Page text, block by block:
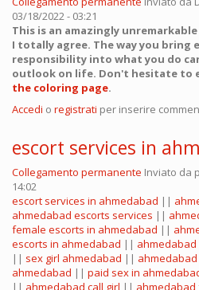
03/18/2022 - 03:21
This is an amazingly
I totally agree. The way you bring
responsibility into what you do
outlook on life. Don't hesitate to
the coloring page.
Accedi o registrati per inserire
escort services in
Collegamento permanente Inviato da
14:02
escort services in ahmedabad ||
ahmedabad escorts services ||
female escorts in ahmedabad ||
escorts in ahmedabad || ahmedabad
|| sex girl ahmedabad ||
ahmedabad || paid sex in
|| ahmedabad call girl || ahmedabad